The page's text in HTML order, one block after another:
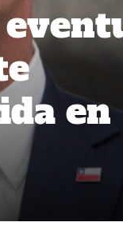
en